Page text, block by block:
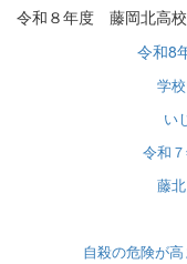
令和８年度 藤岡北高校
令和8
学
い
令和
藤
自殺の危険が